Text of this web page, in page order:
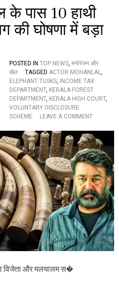
के पास 10 हाथी
की घोषणा में बड़ा
POSTED IN TOP NEWS, मनोरंजन और
खेल
TAGGED ACTOR MOHANLAL,
ELEPHANT TUSKS,
INCOME TAX
DEPARTMENT, KERALA FOREST
DEPARTMENT, KERALA HIGH COURT,
VOLUNTARY DISCLOSURE
SCHEME
LEAVE A COMMENTO
अ
भि
ने
ता
मो
ह
न
ला
ल
के
पा
स
1
0
विजेता और मलयालम स�